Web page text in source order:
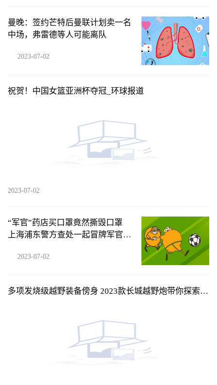
曼晚：签约芒特后曼联计划卖一名
中场，弗雷德等人可能离队
2023-07-02
祝贺！中国女篮亚洲杯夺冠_环球报道
2023-07-02
“军官”药店买口罩竟然撕毁口罩
上海浦东警方查处一起冒牌军官案
2023-07-02
多项发烧级越野装备傍身 2023款长城越野炮带你探索超